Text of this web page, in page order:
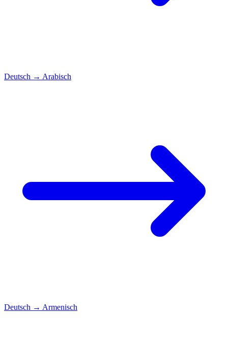
Deutsch → Arabisch
Deutsch → Armenisch